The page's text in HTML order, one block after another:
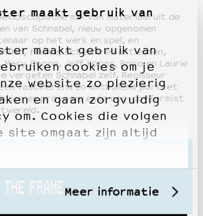
maakt gebruik van
maakt gebruik van
cookies om je
website zo plezierig
en gaan zorgvuldig
om. Cookies die volgen
site omgaat zijn altijd
Meer informatie
vrijheid – VNPF
mix van materiaal uit de
van Schnabel, nieuw opgenomen
op het werk en spel, en
familie, acteurs en artiesten,
Mary Boone, Jeff Koons, Bono en Laurie
vergeten Schnabel zelf. Regisseur
fascinerend en onthullend portret
en provocerende non-conformist
hoort bij
FRAME